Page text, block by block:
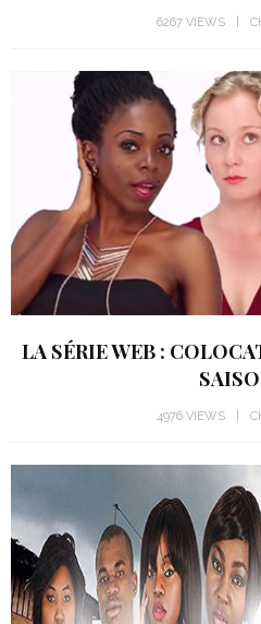
6267 VIEWS
LA SÉRIE WEB :
4976 VIEWS